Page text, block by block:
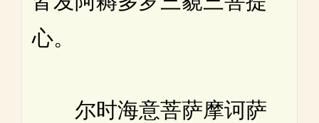
心。
尔时海意菩萨摩诃萨